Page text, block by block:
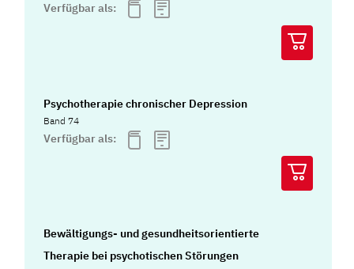
Verfügbar als:
Psychotherapie chronischer Depression
Band 74
Verfügbar als:
Bewältigungs- und gesundheitsorientierte
Therapie bei psychotischen Störungen